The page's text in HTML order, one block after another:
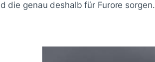
die genau deshalb für Furore sorgen.